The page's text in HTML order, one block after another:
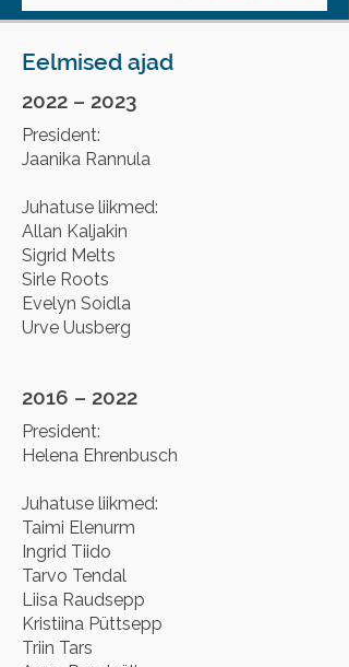
Eelmised ajad
2022 – 2023
President:
Jaanika Rannula
Juhatuse liikmed:
Allan Kaljakin
Sigrid Melts
Sirle Roots
Evelyn Soidla
Urve Uusberg
2016 – 2022
President:
Helena Ehrenbusch
Juhatuse liikmed:
​Taimi Elenurm
Ingrid Tiido
Tarvo Tendal
Liisa Raudsepp
Kristiina Püttsepp
Triin Tars